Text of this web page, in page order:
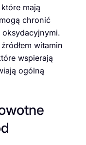
mają
chronić
witamin
wspierają
ogólną